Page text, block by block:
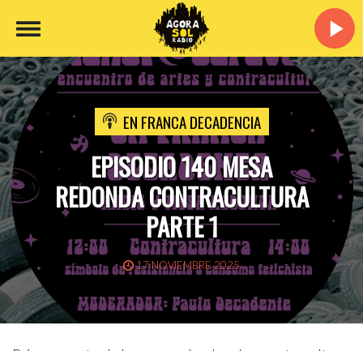
EN FRANCA DECADENCIA
EPISODIO 140 MESA
REDONDA CONTRACULTURA
PARTE 1
17 NOVIEMBRE 2025